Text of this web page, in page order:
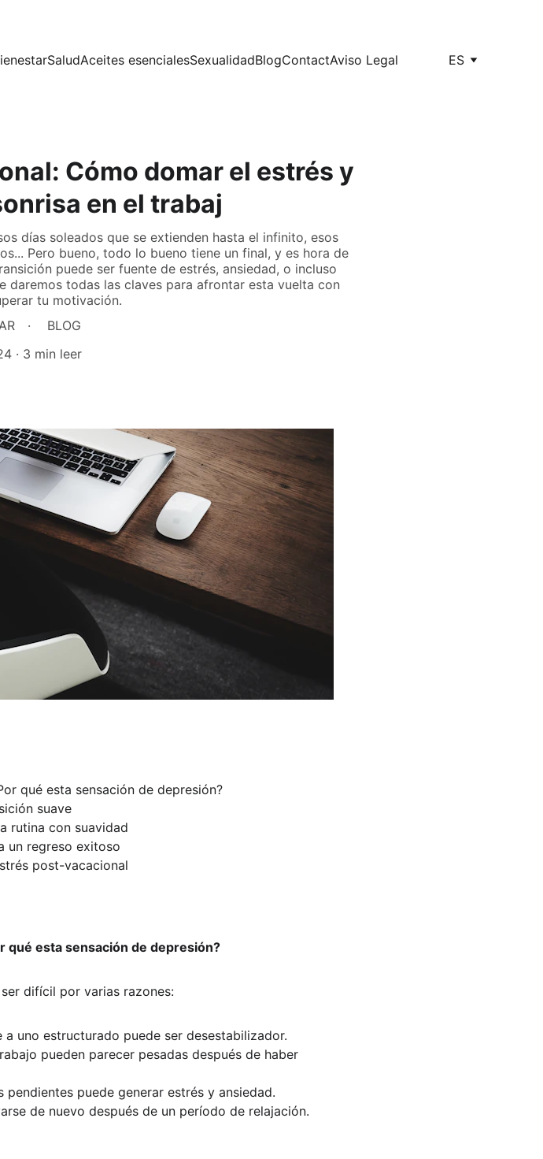
SaludAceites esencialesSexualidadBlogContactAviso Legal ES
Cómo domar el estrés y
en el trabaj
días soleados que se extienden hasta el infinito, esos
Pero bueno, todo lo bueno tiene un final, y es hora de
puede ser fuente de estrés, ansiedad, o incluso
daremos todas las claves para afrontar esta vuelta con
tu motivación.
BLOG
3 min leer
qué esta sensación de depresión?
suave
rutina con suavidad
un regreso exitoso
post-vacacional
qué esta sensación de depresión?
difícil por varias razones:
a uno estructurado puede ser desestabilizador.
pueden parecer pesadas después de haber
pendientes puede generar estrés y ansiedad.
de nuevo después de un período de relajación.